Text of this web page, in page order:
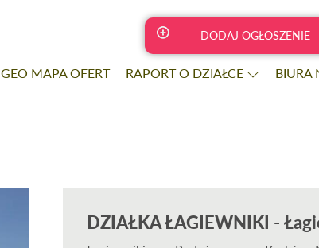
DODAJ OGŁOSZENIE
GEO MAPA OFERT RAPORT O DZIAŁCE BIURA
DZIAŁKA ŁAGIEWNIKI -